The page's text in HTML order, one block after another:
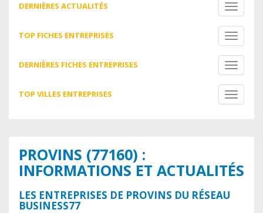
DERNIÈRES ACTUALITÉS
Toggle
TOP FICHES ENTREPRISES
Toggle
DERNIÈRES FICHES ENTREPRISES
Toggle
TOP VILLES ENTREPRISES
Toggle
PROVINS (77160) :
INFORMATIONS ET ACTUALITÉS
LES ENTREPRISES DE PROVINS DU RÉSEAU
BUSINESS77